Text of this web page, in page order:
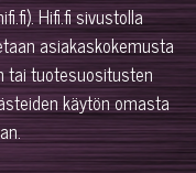
Hifi.fi sivustolla
asiakaskokemusta
tai tuotesuositusten
käytön omasta